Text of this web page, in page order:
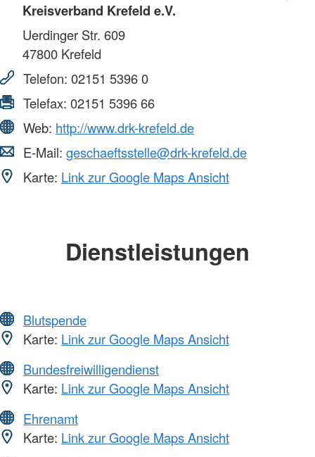
Kreisverband Krefeld e.V.
Uerdinger Str. 609
47800 Krefeld
Telefon: 02151 5396 0
Telefax: 02151 5396 66
Web: http://www.drk-krefeld.de
E-Mail: geschaeftsstelle@drk-krefeld.de
Karte: Link zur Google Maps Ansicht
Dienstleistungen
Blutspende
Karte: Link zur Google Maps Ansicht
Bundesfreiwilligendienst
Karte: Link zur Google Maps Ansicht
Ehrenamt
Karte: Link zur Google Maps Ansicht